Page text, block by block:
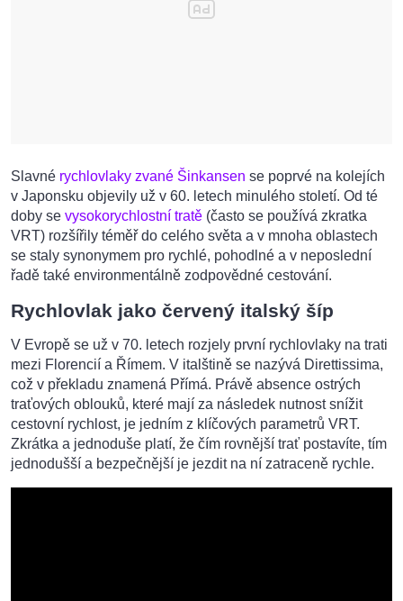
Slavné rychlovlaky zvané Šinkansen se poprvé na kolejích
v Japonsku objevily už v 60. letech minulého století. Od té
doby se vysokorychlostní tratě (často se používá zkratka
VRT) rozšířily téměř do celého světa a v mnoha oblastech
se staly synonymem pro rychlé, pohodlné a v neposlední
řadě také environmentálně zodpovědné cestování.
Rychlovlak jako červený italský šíp
V Evropě se už v 70. letech rozjely první rychlovlaky na trati
mezi Florencií a Římem. V italštině se nazývá Direttissima,
což v překladu znamená Přímá. Právě absence ostrých
traťových oblouků, které mají za následek nutnost snížit
cestovní rychlost, je jedním z klíčových parametrů VRT.
Zkrátka a jednoduše platí, že čím rovnější trať postavíte, tím
jednodušší a bezpečnější je jezdit na ní zatraceně rychle.